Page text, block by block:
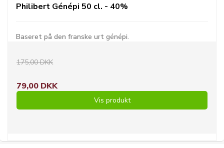
Philibert Génépi 50 cl. - 40%
Baseret på den franske urt génépi.
175,00 DKK
79,00 DKK
Vis produkt